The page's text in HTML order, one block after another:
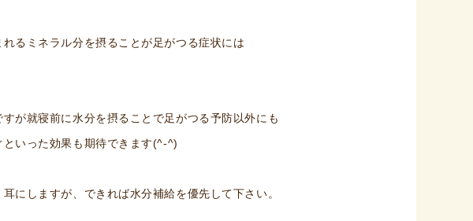
るミネラル分を摂ることが足がつる症状には
が就寝前に水分を摂ることで足がつる予防以外にも
いった効果も期待できます(^-^)
にしますが、できれば水分補給を優先して下さい。